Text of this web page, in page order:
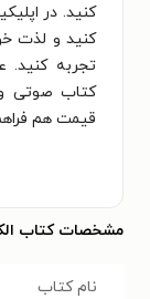
کنید. در
کنید و لذت
تجربه کنید.
کتاب صوتی و
قیمت هم
مشخصات کتاب
نام کتاب